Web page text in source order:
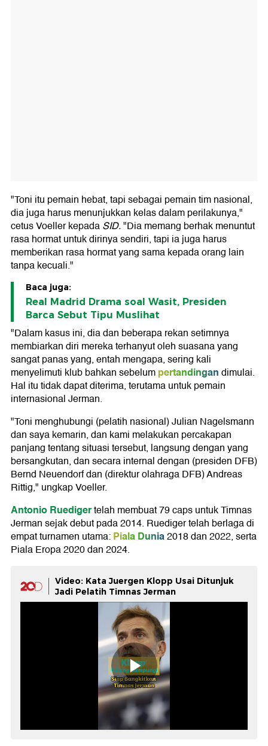
"Toni itu pemain hebat, tapi sebagai pemain tim nasional,
dia juga harus menunjukkan kelas dalam perilakunya,"
cetus Voeller kepadaSID."Dia memang berhak menuntut
rasa hormat untuk dirinya sendiri, tapi ia juga harus
memberikan rasa hormat yang sama kepada orang lain
tanpa kecuali."
Baca juga:
Real Madrid Drama soal Wasit, Presiden
Barca Sebut Tipu Muslihat
"Dalam kasus ini, dia dan beberapa rekan setimnya
membiarkan diri mereka terhanyut oleh suasana yang
sangat panas yang, entah mengapa, sering kali
menyelimuti klub bahkan sebelumpertandingandimulai.
Hal itu tidak dapat diterima, terutama untuk pemain
internasional Jerman.
"Toni menghubungi (pelatih nasional) Julian Nagelsmann
dan saya kemarin, dan kami melakukan percakapan
panjang tentang situasi tersebut, langsung dengan yang
bersangkutan, dan secara internal dengan (presiden DFB)
Bernd Neuendorf dan (direktur olahraga DFB) Andreas
Rittig," ungkap Voeller.
Antonio Ruedigertelah membuat 79 caps untuk Timnas
Jerman sejak debut pada 2014. Ruediger telah berlaga di
empat turnamen utama:Piala Dunia2018 dan 2022, serta
Piala Eropa 2020 dan 2024.
Video: Kata Juergen Klopp Usai Ditunjuk
Jadi Pelatih Timnas Jerman